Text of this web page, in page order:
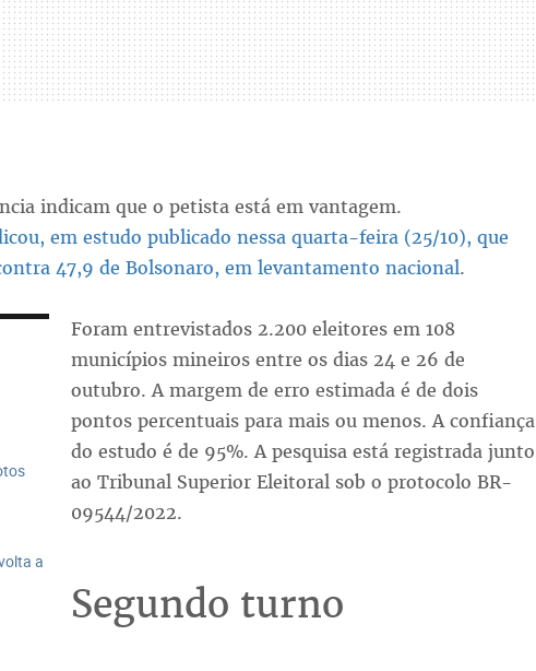
indicam que o petista está em vantagem.
em estudo publicado nessa quarta-feira (25/10), que
47,9 de Bolsonaro, em levantamento nacional.
a
Foram entrevistados 2.200 eleitores em 108
municípios mineiros entre os dias 24 e 26 de
outubro. A margem de erro estimada é de dois
pontos percentuais para mais ou menos. A confiança
do estudo é de 95%. A pesquisa está registrada junto
ao Tribunal Superior Eleitoral sob o protocolo BR-
09544/2022.
Segundo turno